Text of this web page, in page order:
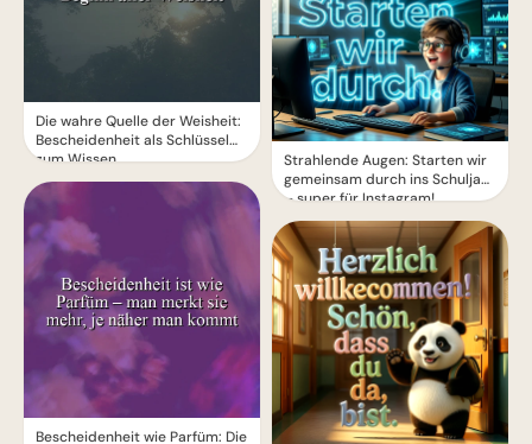
Die wahre Quelle der Weisheit:
Bescheidenheit als Schlüssel
zum Wissen
Bescheidenheit wie Parfüm: Die
Strahlende Augen: Starten wir
gemeinsam durch ins Schuljahr
– super für Instagram!